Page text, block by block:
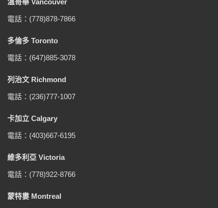
電話：(778)878-7866
多倫多 Toronto
電話：(647)885-3078
列治文 Richmond
電話：(236)777-1007
卡加立 Calgary
電話：(403)667-6195
維多利亞 Victoria
電話：(778)922-8766
蒙特婁 Montreal